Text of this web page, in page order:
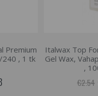
Premium
240 , 1 tk
Italwax Top
Gel Wax,
,
€2.54